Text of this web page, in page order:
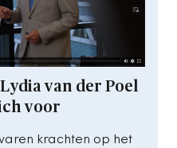
van der Poel
voor
krachten op het